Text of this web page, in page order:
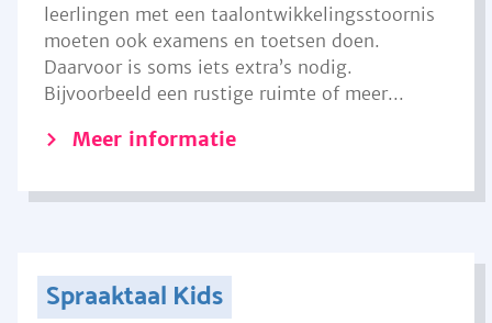
leerlingen met een taalontwikkelingsstoornis
moeten ook examens en toetsen doen.
Daarvoor is soms iets extra’s nodig.
Bijvoorbeeld een rustige ruimte of meer...
Meer informatie
Spraaktaal Kids